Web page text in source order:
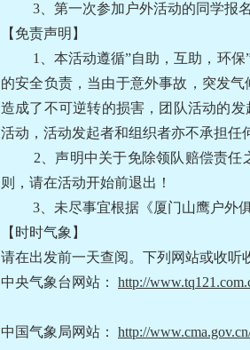
3、第一次参加户外活动的同学报名
【免责声明】
1、本活动遵循”自助，互助，环保”
的安全负责，当由于意外事故，突发
造成了不可逆转的损害，团队活动的
活动，活动发起者和组织者亦不承担任
2、声明中关于免除领队赔偿责任之
则，请在活动开始前退出！
3、未尽事宜根据《厦门山鹰户外俱
【时时气象】
请在出发前一天查阅。下列网站或收听
中央气象台网站： http://
中国气象局网站： http://